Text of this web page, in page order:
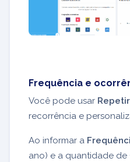
Frequência e
Você pode usar
recorrência e
Ao informar a
ano) e a quantidade de